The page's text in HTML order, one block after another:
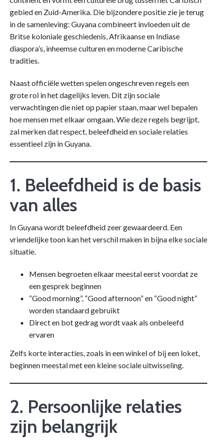
gebied en Zuid-Amerika. Die bijzondere positie zie je terug
in de samenleving: Guyana combineert invloeden uit de
Britse koloniale geschiedenis, Afrikaanse en Indiase
diaspora’s, inheemse culturen en moderne Caribische
tradities.
Naast officiële wetten spelen ongeschreven regels een
grote rol in het dagelijks leven. Dit zijn sociale
verwachtingen die niet op papier staan, maar wel bepalen
hoe mensen met elkaar omgaan. Wie deze regels begrijpt,
zal merken dat respect, beleefdheid en sociale relaties
essentieel zijn in Guyana.
1. Beleefdheid is de basis
van alles
In Guyana wordt beleefdheid zeer gewaardeerd. Een
vriendelijke toon kan het verschil maken in bijna elke sociale
situatie.
Mensen begroeten elkaar meestal eerst voordat ze
een gesprek beginnen
“Good morning”, “Good afternoon” en “Good night”
worden standaard gebruikt
Direct en bot gedrag wordt vaak als onbeleefd
ervaren
Zelfs korte interacties, zoals in een winkel of bij een loket,
beginnen meestal met een kleine sociale uitwisseling.
2. Persoonlijke relaties
zijn belangrijk